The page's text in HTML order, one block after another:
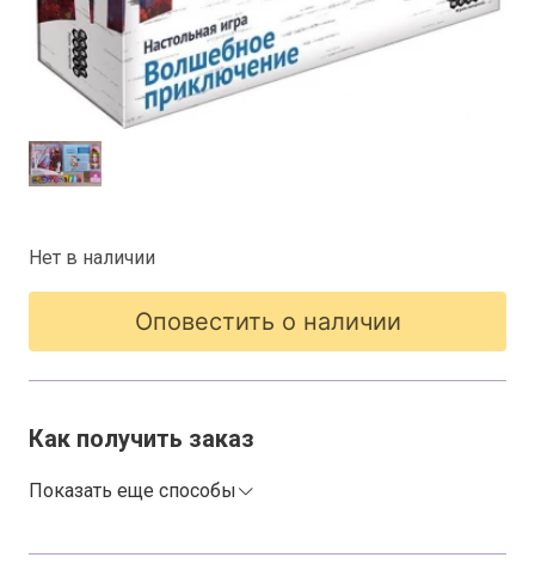
Нет в наличии
Оповестить о наличии
Как получить заказ
Показать еще способы